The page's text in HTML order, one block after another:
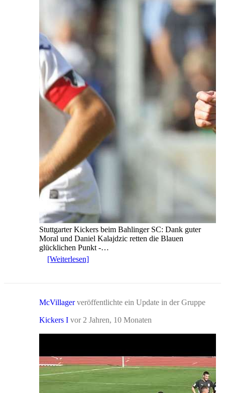
Stuttgarter Kickers beim Bahlinger SC: Dank guter
Moral und Daniel Kalajdzic retten die Blauen
glücklichen Punkt -…
[Weiterlesen]
McVillagerveröffentlichte ein Update in der Gruppe
Kickers I vor 2 Jahren, 10 Monaten